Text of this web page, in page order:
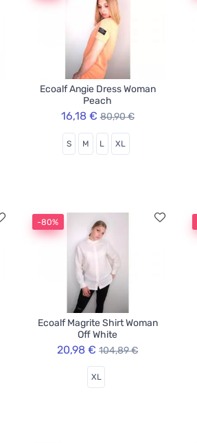
Ecoalf Angie Dress Woman
Peach
16,18 € 80,90 €
S M L XL
-80%
Ecoalf Magrite Shirt Woman
Off White
20,98 € 104,89 €
XL